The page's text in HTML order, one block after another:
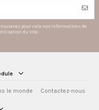
pour cela nos informations de
du site.
le monde Contactez-nous